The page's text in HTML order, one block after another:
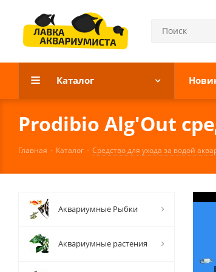
Каталог
Prodibio Alg'Out
Главная - Каталог - Средство для ухода за водой
Аквариумные Рыбки
Аквариумные растения